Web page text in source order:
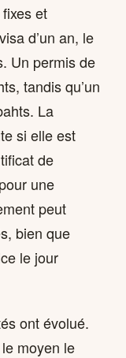
et
d’un an, le
Un permis de
tandis qu’un
La
si elle est
de
une
peut
bien que
le jour
ont évolué.
moyen le